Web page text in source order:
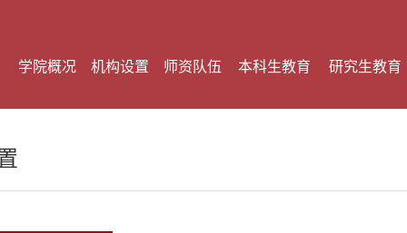
学院概况 机构设置 师资队伍 本科生教育 研究生教育